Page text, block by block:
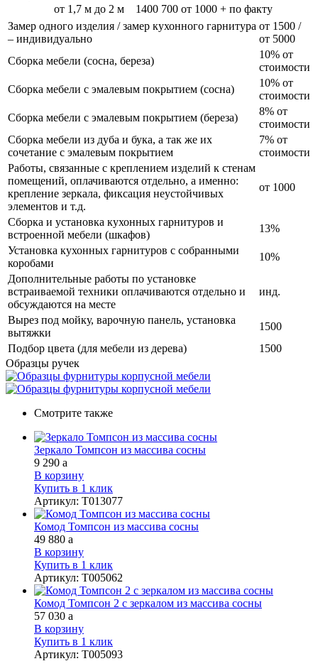
от 1,7 м до 2 м
1400 700 от 1000 + по факту
Замер одного изделия / замер кухонного гарнитура
– индивидуально
от 1500 /
от 5000
Сборка мебели (сосна, береза)
10% от
стоимости
Сборка мебели с эмалевым покрытием (сосна)
10% от
стоимости
Сборка мебели с эмалевым покрытием (береза)
8% от
стоимости
Сборка мебели из дуба и бука, а так же их
сочетание с эмалевым покрытием
7% от
стоимости
Работы, связанные с креплением изделий к стенам
помещений, оплачиваются отдельно, а именно:
крепление зеркала, фиксация неустойчивых
элементов и т.д.
от 1000
Сборка и установка кухонных гарнитуров и
встроенной мебели (шкафов)
13%
Установка кухонных гарнитуров с собранными
коробами
10%
Дополнительные работы по установке
встраиваемой техники оплачиваются отдельно и
обсуждаются на месте
инд.
Вырез под мойку, варочную панель, установка
вытяжки
1500
Подбор цвета (для мебели из дерева)
1500
Образцы ручек
Смотрите также
Зеркало Томпсон из массива сосны
9 290 a
В корзину
Купить в 1 клик
Артикул: Т013077
Комод Томпсон из массива сосны
49 880 a
В корзину
Купить в 1 клик
Артикул: Т005062
Комод Томпсон 2 с зеркалом из массива сосны
57 030 a
В корзину
Купить в 1 клик
Артикул: Т005093